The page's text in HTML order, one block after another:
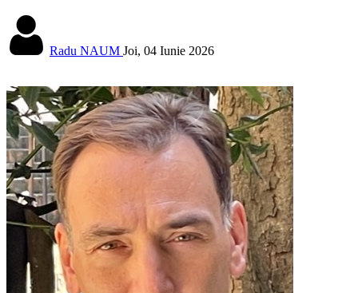
Radu NAUM Joi, 04 Iunie 2026